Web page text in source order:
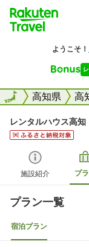
全国高知県 高
全国
レンタルハウス高知
施設紹介 プ
プラン一覧
宿泊プラン